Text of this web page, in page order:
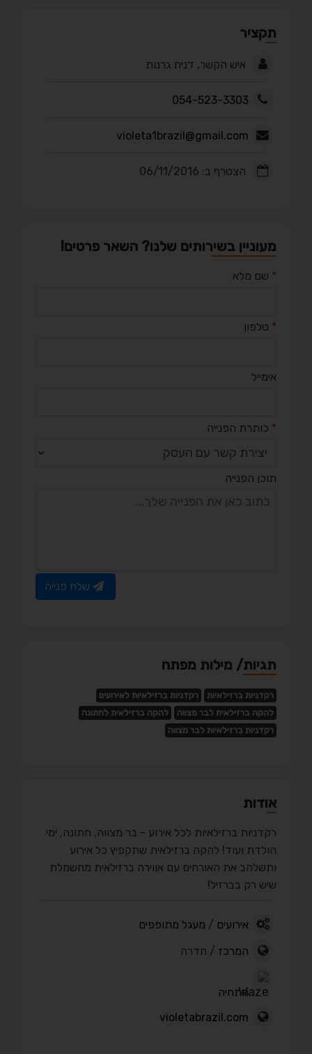
תקציר
איש הקשר, דנית גרנות
054-523-3303
violeta1brazil@gmail.com
הצטרף ב: 06/11/2016
מעוניין בשירותים שלנו? השאר פרטים!
* שם מלא
* טלפון
אימייל
* כותרת הפנייה
תוכן הפנייה
שלח פנייה
תגיות/ מילות מפתח
רקדניות ברזילאיות
רקדניות ברזילאיות לאירועים
להקה ברזילאית לבר מצווה
להקה ברזילאית לחתונה
רקדניות ברזילאיות לבר מצווה
אודות
רקדניות ברזילאיות לכל אירוע - בר מצווה, חתונה, ימי
הולדת ועוד! להקה ברזילאית שתקפיץ כל אירוע
ותשלהב את האורחים עם אווירה ברזילאית מחשמלת
שיש רק בברזיל!
אירועים / מעגל מתופפים
המרכז / חדרה
התחיה
violetabrazil.com